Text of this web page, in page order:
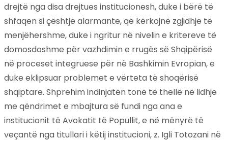
drejtë nga disa drejtues institucionesh, duke i bërë të
shfaqen si çështje alarmante, që kërkojnë zgjidhje të
menjëhershme, duke i ngritur në nivelin e kritereve të
domosdoshme për vazhdimin e rrugës së Shqipërisë
në proceset integruese për në Bashkimin Evropian, e
duke eklipsuar problemet e vërteta të shoqërisë
shqiptare. Shprehim indinjatën tonë të thellë në lidhje
me qëndrimet e mbajtura së fundi nga ana e
institucionit të Avokatit të Popullit, e në mënyrë të
veçantë nga titullari i këtij institucioni, z. Igli Totozani në